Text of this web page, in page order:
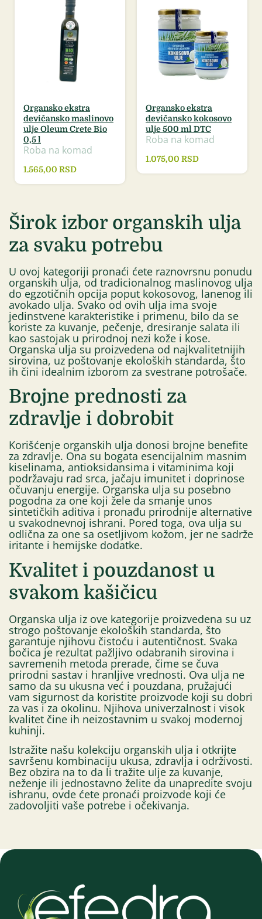
Organsko ekstra
devičansko maslinovo
ulje Oleum Crete Bio
0,5 l
Roba na komad
1.565,00 RSD
Organsko ekstra
devičansko kokosovo
ulje 500 ml DTC
Roba na komad
1.075,00 RSD
Širok izbor organskih ulja
za svaku potrebu
U ovoj kategoriji pronaći ćete raznovrsnu ponudu
organskih ulja, od tradicionalnog maslinovog ulja
do egzotičnih opcija poput kokosovog, lanenog ili
avokado ulja. Svako od ovih ulja ima svoje
jedinstvene karakteristike i primenu, bilo da se
koriste za kuvanje, pečenje, dresiranje salata ili
kao sastojak u prirodnoj nezi kože i kose.
Organska ulja su proizvedena od najkvalitetnijih
sirovina, uz poštovanje ekoloških standarda, što
ih čini idealnim izborom za svestrane potrošače.
Brojne prednosti za
zdravlje i dobrobit
Korišćenje organskih ulja donosi brojne benefite
za zdravlje. Ona su bogata esencijalnim masnim
kiselinama, antioksidansima i vitaminima koji
podržavaju rad srca, jačaju imunitet i doprinose
očuvanju energije. Organska ulja su posebno
pogodna za one koji žele da smanje unos
sintetičkih aditiva i pronađu prirodnije alternative
u svakodnevnoj ishrani. Pored toga, ova ulja su
odlična za one sa osetljivom kožom, jer ne sadrže
iritante i hemijske dodatke.
Kvalitet i pouzdanost u
svakom kašičicu
Organska ulja iz ove kategorije proizvedena su uz
strogo poštovanje ekoloških standarda, što
garantuje njihovu čistoću i autentičnost. Svaka
bočica je rezultat pažljivo odabranih sirovina i
savremenih metoda prerade, čime se čuva
prirodni sastav i hranljive vrednosti. Ova ulja ne
samo da su ukusna već i pouzdana, pružajući
vam sigurnost da koristite proizvode koji su dobri
za vas i za okolinu. Njihova univerzalnost i visok
kvalitet čine ih neizostavnim u svakoj modernoj
kuhinji.
Istražite našu kolekciju organskih ulja i otkrijte
savršenu kombinaciju ukusa, zdravlja i održivosti.
Bez obzira na to da li tražite ulje za kuvanje,
neženje ili jednostavno želite da unapredite svoju
ishranu, ovde ćete pronaći proizvode koji će
zadovoljiti vaše potrebe i očekivanja.